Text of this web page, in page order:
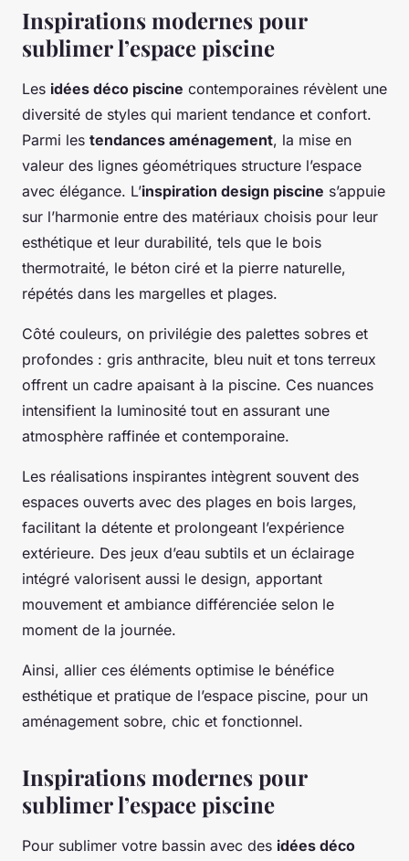
Inspirations modernes pour
sublimer l’espace piscine
Les idées déco piscine contemporaines révèlent une
diversité de styles qui marient tendance et confort.
Parmi les tendances aménagement, la mise en
valeur des lignes géométriques structure l’espace
avec élégance. L’inspiration design piscine s’appuie
sur l’harmonie entre des matériaux choisis pour leur
esthétique et leur durabilité, tels que le bois
thermotraité, le béton ciré et la pierre naturelle,
répétés dans les margelles et plages.
Côté couleurs, on privilégie des palettes sobres et
profondes : gris anthracite, bleu nuit et tons terreux
offrent un cadre apaisant à la piscine. Ces nuances
intensifient la luminosité tout en assurant une
atmosphère raffinée et contemporaine.
Les réalisations inspirantes intègrent souvent des
espaces ouverts avec des plages en bois larges,
facilitant la détente et prolongeant l’expérience
extérieure. Des jeux d’eau subtils et un éclairage
intégré valorisent aussi le design, apportant
mouvement et ambiance différenciée selon le
moment de la journée.
Ainsi, allier ces éléments optimise le bénéfice
esthétique et pratique de l’espace piscine, pour un
aménagement sobre, chic et fonctionnel.
Inspirations modernes pour
sublimer l’espace piscine
Pour sublimer votre bassin avec des idées déco